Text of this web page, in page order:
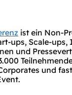
ist ein Non-
ups, Scale-
und
und